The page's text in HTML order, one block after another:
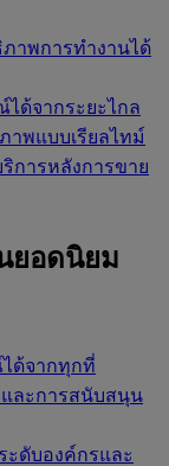
าพการทำงานได้
ได้จากระยะไกล
าพแบบเรียลไทม์
การหลังการขาย
ยอดนิยม
ด้จากทุกที่
และการสนับสนุน
ะดับองค์กรและ